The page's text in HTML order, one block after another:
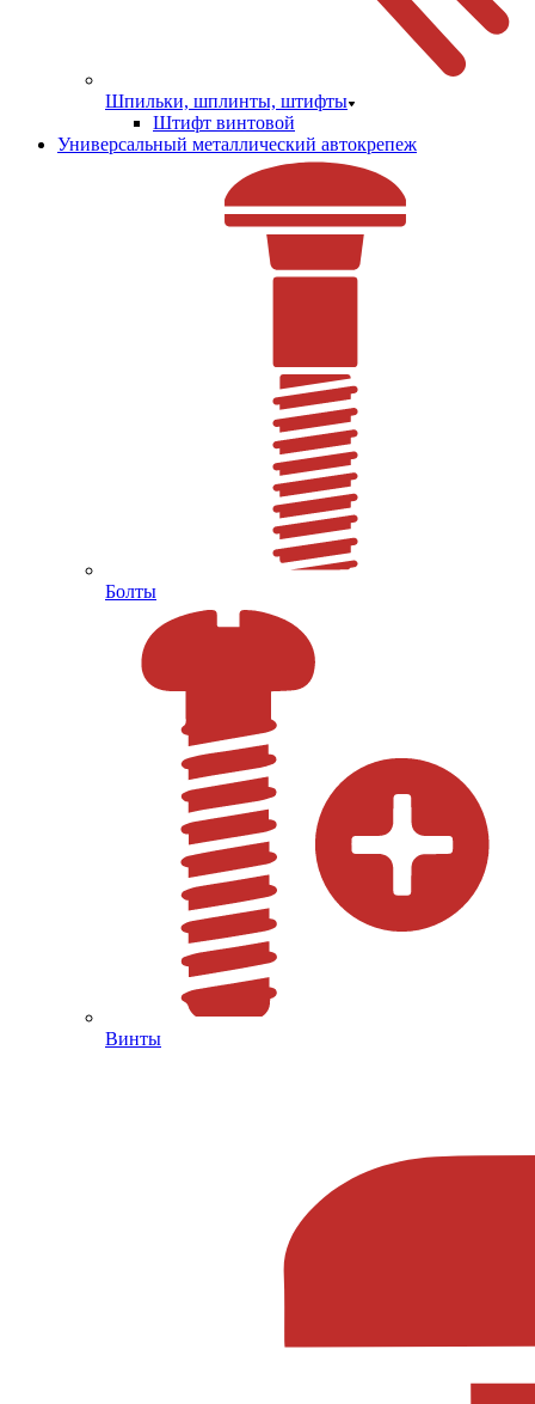
Шпильки, шплинты, штифты
Штифт винтовой
Универсальный металлический автокрепеж
Болты
Винты